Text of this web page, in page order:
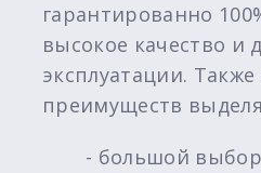
гарантированно
высокое качество и
эксплуатации.
преимуществ
- большой